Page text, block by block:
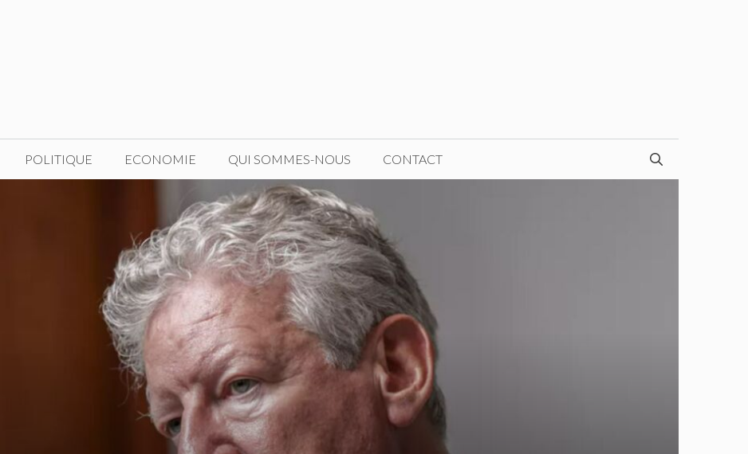
POLITIQUE ECONOMIE QUI SOMMES-NOUS CONTACT